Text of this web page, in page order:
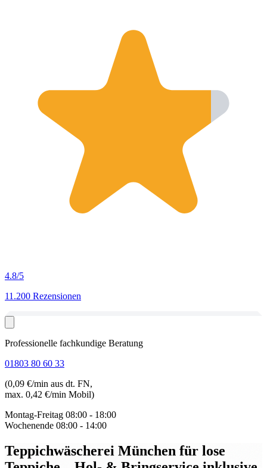
4.8/5
11.200 Rezensionen
Professionelle fachkundige Beratung
01803 80 60 33
(0,09 €/min aus dt. FN,
max. 0,42 €/min Mobil)
Montag-Freitag 08:00 - 18:00
Wochenende 08:00 - 14:00
Teppichwäscherei München für lose